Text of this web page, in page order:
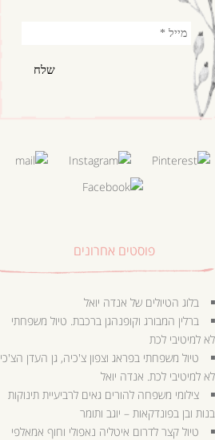
פוסטים אחרונים
בלוג הטיולים של אנדה יואל
ברלין המבורג וקופנהגן ברכבת. טיול משפחתי
לא למיטיבי לכת
טיול משפחתי בפראג וצפון צ'כיה, גן העדן הצ'כי
לא למיטיבי לכת. אנדה יואל
צילומי משפחה להורים גאים לרביעיית תינוקות
בנות ובן בפונדקאות – יוגב ותומר
טיול קצר לדרום איטליה נאפולי וחוף אמאלפי